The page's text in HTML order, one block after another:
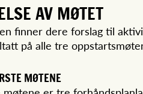
AV MØTET
finner dere forslag til
på alle tre
MØTENE